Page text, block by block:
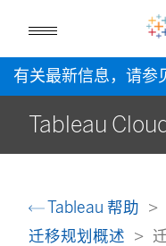
有关最新信息，请参
Tableau
Tableau 帮助
迁移规划概述